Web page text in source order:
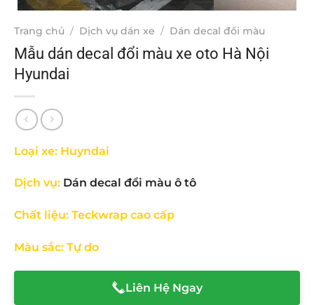
Trang chủ / Dịch vụ dán xe / Dán decal đổi màu
Mẫu dán decal đổi màu xe oto Hà Nội
Hyundai
Loại xe: Huyndai
Dịch vụ: Dán decal đổi màu ô tô
Chất liệu: Teckwrap cao cấp
Màu sắc: Tự do
Liên Hệ Ngay